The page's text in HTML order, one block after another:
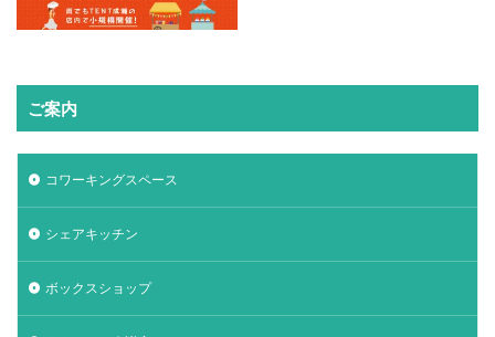
ご案内
コワーキングスペース
シェアキッチン
ボックスショップ